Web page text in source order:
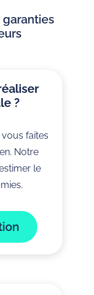
?
faites
Notre
le